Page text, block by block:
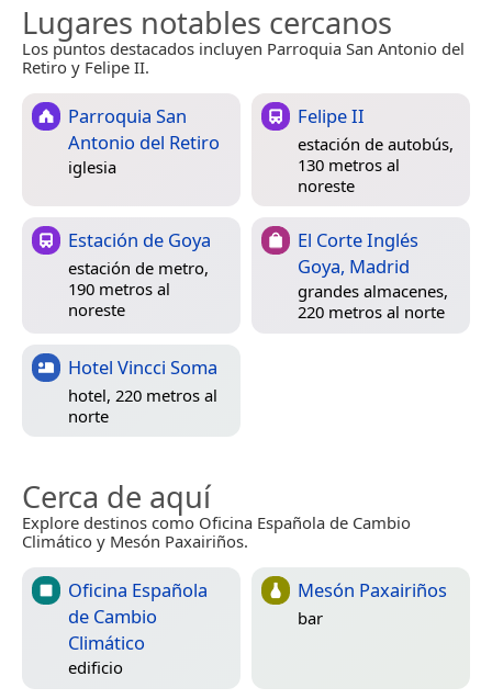
Lugares notables cercanos
Los puntos destacados incluyen Parroquia San Antonio del
Retiro y Felipe II.
Parroquia San
Antonio del Retiro
iglesia
Felipe II
estación de autobús,
130 metros al
noreste
Estación de Goya
estación de metro,
190 metros al
noreste
El Corte Inglés
Goya, Madrid
grandes almacenes,
220 metros al norte
Hotel Vincci Soma
hotel, 220 metros al
norte
Cerca de aquí
Explore destinos como Oficina Española de Cambio
Climático y Mesón Paxairiños.
Oficina Española
de Cambio
Climático
edificio
Mesón Paxairiños
bar